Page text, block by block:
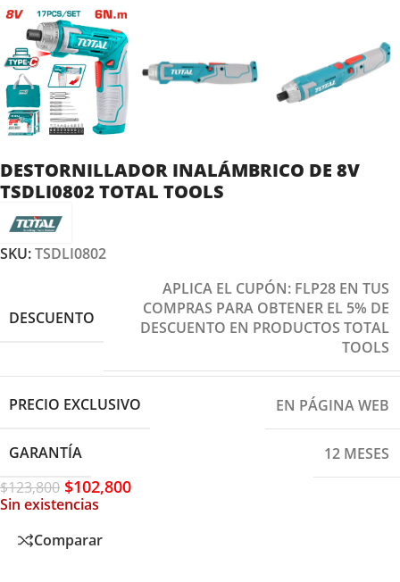
DESTORNILLADOR INALÁMBRICO DE 8V
TSDLI0802 TOTAL TOOLS
SKU:TSDLI0802
DESCUENTO
APLICA EL CUPÓN: FLP28 EN TUS
COMPRAS PARA OBTENER EL 5% DE
DESCUENTO EN PRODUCTOS TOTAL
TOOLS
PRECIO EXCLUSIVO EN PÁGINA WEB
GARANTÍA
12 MESES
$123,800 $102,800
Sin existencias
Comparar